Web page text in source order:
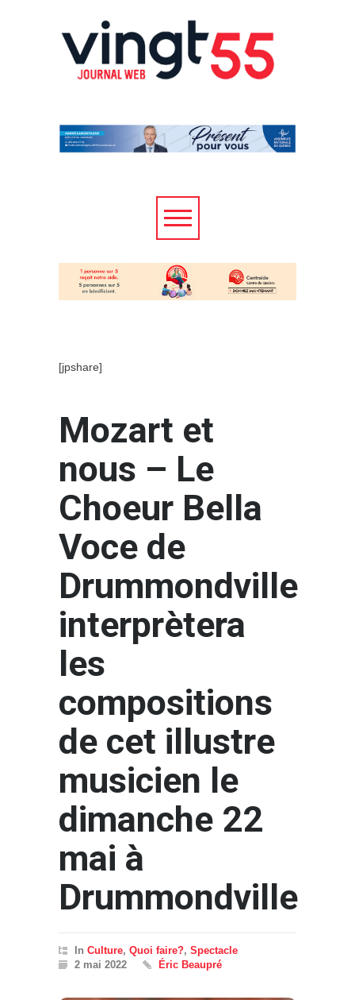
[jpshare]
Mozart et
nous – Le
Choeur Bella
Voce de
Drummondville
interprètera
les
compositions
de cet illustre
musicien le
dimanche 22
mai à
Drummondville
In Culture, Quoi faire?, Spectacle
2 mai 2022
Éric Beaupré